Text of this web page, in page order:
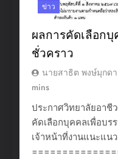
ข่าว
ผลการคัดเลือกบุ
ชั่วคราว
นายสาธิต พงษ์มุกดา
mins
ประกาศวิทยาลัยอาชี
คัดเลือกบุคคลเพื่อบร
เจ้าหน้าที่งานแนะแน